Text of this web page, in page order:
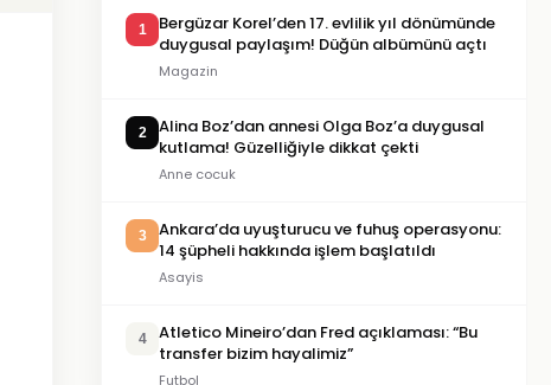
1
Bergüzar Korel’den 17. evlilik yıl dönümünde
duygusal paylaşım! Düğün albümünü açtı
Magazin
2
Alina Boz’dan annesi Olga Boz’a duygusal
kutlama! Güzelliğiyle dikkat çekti
Anne cocuk
3
Ankara’da uyuşturucu ve fuhuş operasyonu:
14 şüpheli hakkında işlem başlatıldı
Asayis
4
Atletico Mineiro’dan Fred açıklaması: “Bu
transfer bizim hayalimiz”
Futbol